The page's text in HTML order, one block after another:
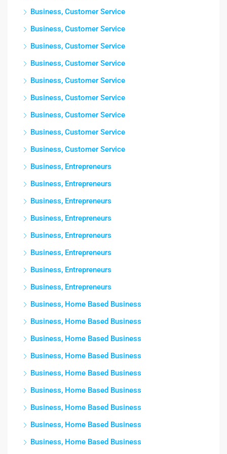
Business, Customer Service
Business, Customer Service
Business, Customer Service
Business, Customer Service
Business, Customer Service
Business, Customer Service
Business, Customer Service
Business, Customer Service
Business, Customer Service
Business, Entrepreneurs
Business, Entrepreneurs
Business, Entrepreneurs
Business, Entrepreneurs
Business, Entrepreneurs
Business, Entrepreneurs
Business, Entrepreneurs
Business, Entrepreneurs
Business, Home Based Business
Business, Home Based Business
Business, Home Based Business
Business, Home Based Business
Business, Home Based Business
Business, Home Based Business
Business, Home Based Business
Business, Home Based Business
Business, Home Based Business